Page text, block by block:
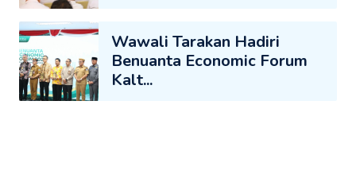
Wawali Tarakan Hadiri
Benuanta Economic Forum
Kalt...